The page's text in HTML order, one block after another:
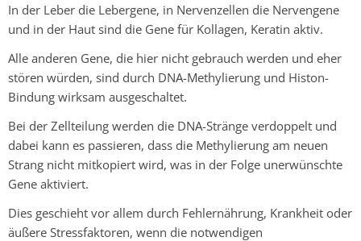
In der Leber die Lebergene, in Nervenzellen die Nervengene
und in der Haut sind die Gene für Kollagen, Keratin aktiv.
Alle anderen Gene, die hier nicht gebrauch werden und eher
stören würden, sind durch DNA-Methylierung und Histon-
Bindung wirksam ausgeschaltet.
Bei der Zellteilung werden die DNA-Stränge verdoppelt und
dabei kann es passieren, dass die Methylierung am neuen
Strang nicht mitkopiert wird, was in der Folge unerwünschte
Gene aktiviert.
Dies geschieht vor allem durch Fehlernährung, Krankheit oder
äußere Stressfaktoren, wenn die notwendigen